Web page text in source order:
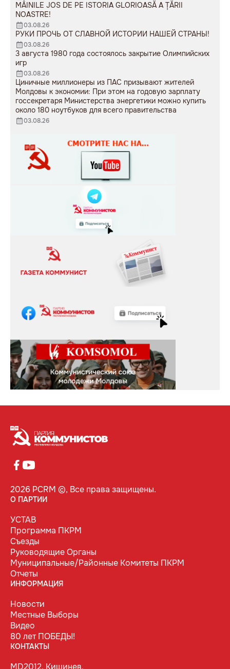
MÂINILE JOS DE PE ISTORIA GLORIOASĂ A ȚĂRII
NOASTRE!
03.08.26
РУКИ ПРОЧЬ ОТ СЛАВНОЙ ИСТОРИИ НАШЕЙ СТРАНЫ!
03.08.26
3 августа 1980 года состоялось закрытие Олимпийских
игр
03.08.26
Циничные миллионеры из ПАС призывают жителей
Молдовы к экономии: При этом на годовую зарплату
госсекретаря Министерства энергетики можно купить
около 180 ноутбуков для всего правительства
03.08.26
2026 PCRM ©, Все права защищены.
О ПАРТИИ
УСТАВ
Программа ПКРМ
Съезды
Руководящие Органы
Муниципальные/Районные Комитеты ПКРМ
Отчеты
ИНФОРМАЦИЯ
Новости
Местные Выборы
Видео
80 лет ПОБЕДЫ!
КОНТАКТЫ
MD2012, Кишинев,